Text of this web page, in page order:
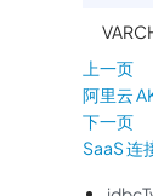
上一页
阿里云
下一页
SaaS 连